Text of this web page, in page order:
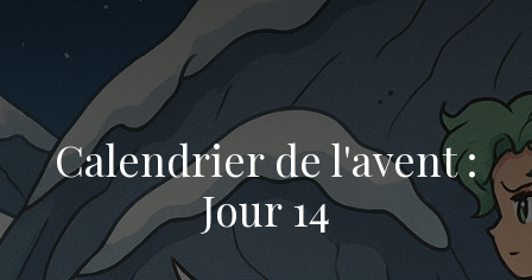
Calendrier de l'avent :
Jour 14